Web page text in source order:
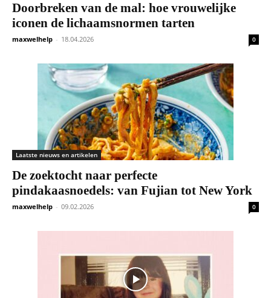
Doorbreken van de mal: hoe vrouwelijke
iconen de lichaamsnormen tarten
maxwelhelp - 18.04.2026 0
Laatste nieuws en artikelen
De zoektocht naar perfecte
pindakaasnoedels: van Fujian tot New York
maxwelhelp - 09.02.2026 0